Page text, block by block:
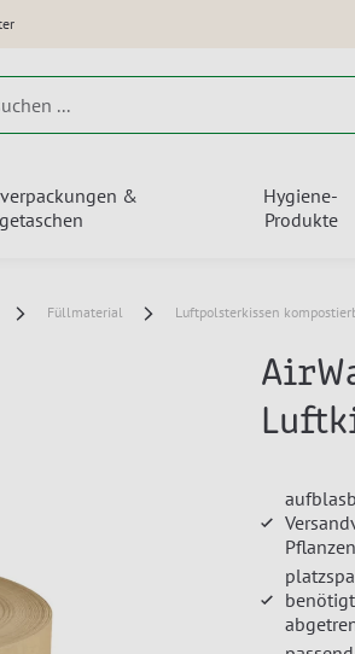
&
Hygiene-
Produkte
Füllmaterial Luftpolsterkissen